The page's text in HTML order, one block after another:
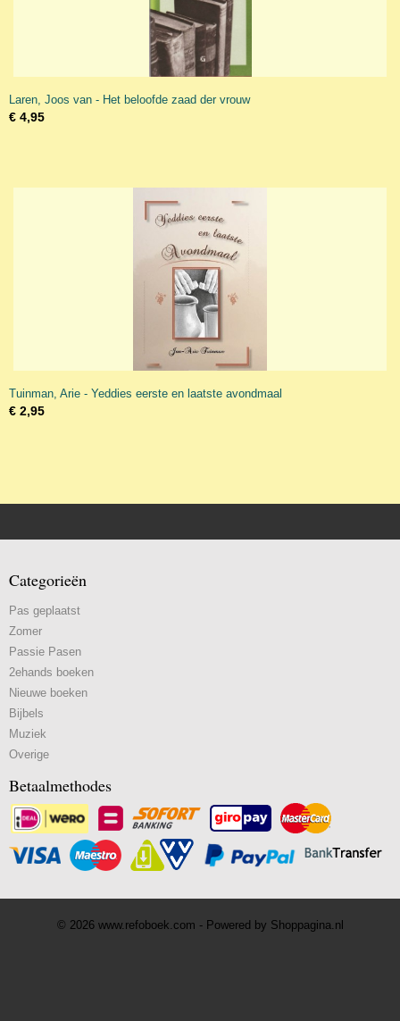
Laren, Joos van - Het beloofde zaad der vrouw
€ 4,95
Tuinman, Arie - Yeddies eerste en laatste avondmaal
€ 2,95
Categorieën
Pas geplaatst
Zomer
Passie Pasen
2ehands boeken
Nieuwe boeken
Bijbels
Muziek
Overige
Betaalmethodes
© 2026 www.refoboek.com - Powered by Shoppagina.nl